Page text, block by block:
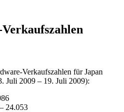
Verkaufszahlen für Japan
Juli 2009 – 19. Juli 2009):
24.053